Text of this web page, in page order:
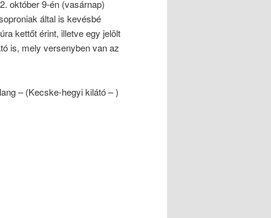
október 9-én (vasárnap)
által is kevésbé
kettőt érint, illetve egy jelölt
is, mely versenyben van az
– (Kecske-hegyi kilátó – )